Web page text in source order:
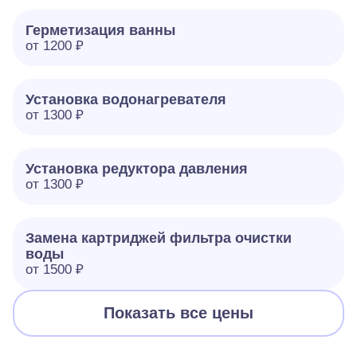
Герметизация ванны
от 1200 ₽
Установка водонагревателя
от 1300 ₽
Установка редуктора давления
от 1300 ₽
Замена картриджей фильтра очистки
воды
от 1500 ₽
Показать все цены